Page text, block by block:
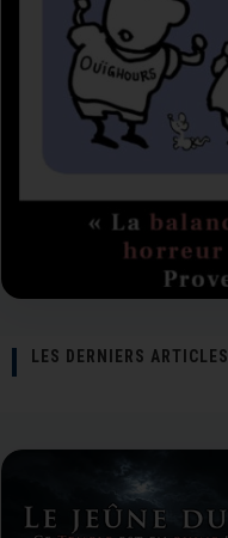
LES DERNIERS ARTICLES